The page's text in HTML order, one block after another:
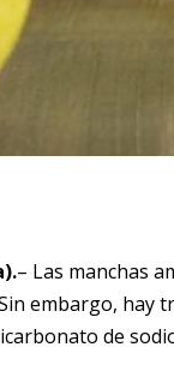
– Las manchas
embargo, hay
de